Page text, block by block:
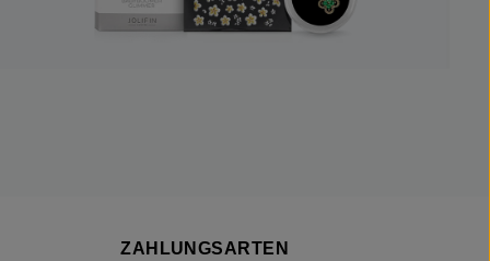
ZAHLUNGSARTEN